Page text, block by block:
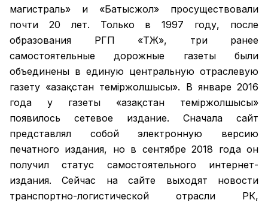
магистраль» и «Батысжол» просуществовали
почти 20 лет. Только в 1997 году, после
образования РГП «ҚТЖ», три ранее
самостоятельные дорожные газеты были
объединены в единую центральную отраслевую
газету «Қазақстан темiржолшысы». В январе 2016
года у газеты «Қазақстан теміржолшысы»
появилось сетевое издание. Сначала сайт
представлял собой электронную версию
печатного издания, но в сентябре 2018 года он
получил статус самостоятельного интернет-
издания. Сейчас на сайте выходят новости
транспортно-логистической отрасли РК,